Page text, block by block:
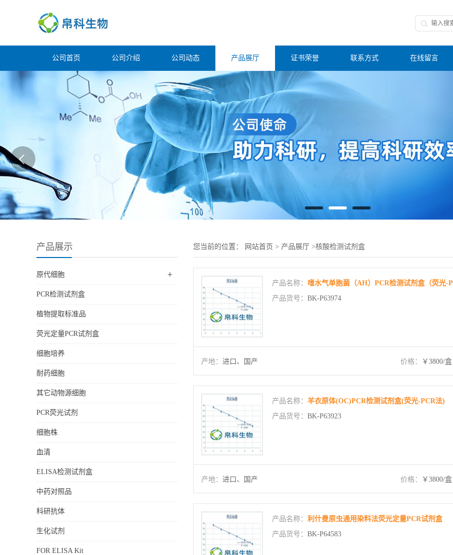
公司首页 公司介绍 公司动态 产品展厅 证书荣誉 联系方式 在线留言
产品展示
原代细胞 +
PCR检测试剂盒
植物提取标准品
荧光定量PCR试剂盒
细胞培养
耐药细胞
其它动物源细胞
PCR荧光试剂
细胞株
血清
ELISA检测试剂盒
中药对照品
科研抗体
生化试剂
FOR ELISA Kit
您当前的位置： 网站首页 > 产品展厅 >核酸检测试剂盒
产品名称：
嗜水气单胞菌（AH）PCR检测试剂盒（荧光-
产品货号： BK-P63974
产地： 进口、国产 价格： ￥3800/盒
产品名称： 羊衣原体(OC)PCR检测试剂盒(荧光-PCR法)
产品货号： BK-P63923
产地： 进口、国产 价格： ￥3800/盒
产品名称： 利什曼原虫通用染料法荧光定量PCR试剂盒
产品货号： BK-P64583